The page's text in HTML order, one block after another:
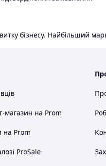
бізнесу. Найбільший
магазин на Prom
на Prom
ProSale